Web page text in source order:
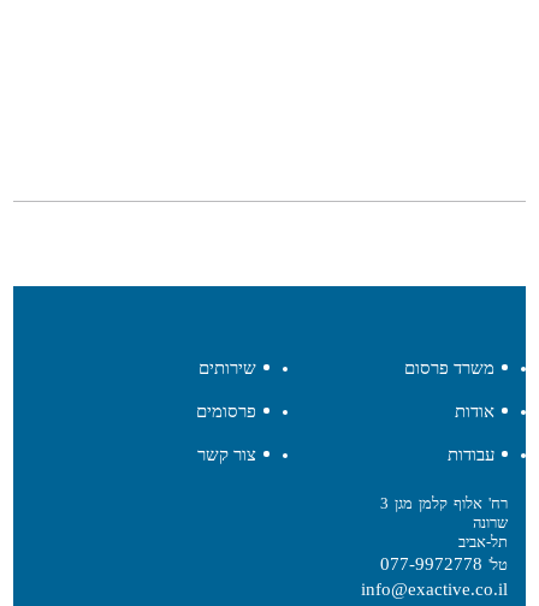
משרד פרסום
אודות
עבודות
שירותים
פרסומים
צור קשר
רח' אלוף קלמן מגן 3
שרונה
תל-אביב
טל' 077-9972778
info@exactive.co.il